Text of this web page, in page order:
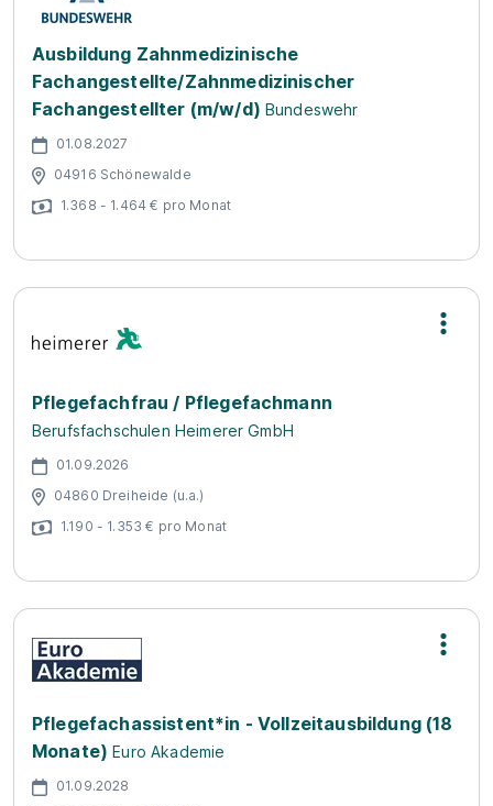
Ausbildung Zahnmedizinische
Fachangestellte/Zahnmedizinischer
Fachangestellter (m/w/d) Bundeswehr
01.08.2027
04916 Schönewalde
1.368 - 1.464 € pro Monat
Pflegefachfrau / Pflegefachmann
Berufsfachschulen Heimerer GmbH
01.09.2026
04860 Dreiheide (u.a.)
1.190 - 1.353 € pro Monat
Pflegefachassistent*in - Vollzeitausbildung (18
Monate) Euro Akademie
01.09.2028